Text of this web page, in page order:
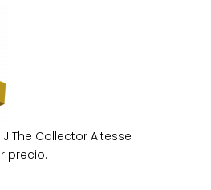
The Collector Altesse
precio.